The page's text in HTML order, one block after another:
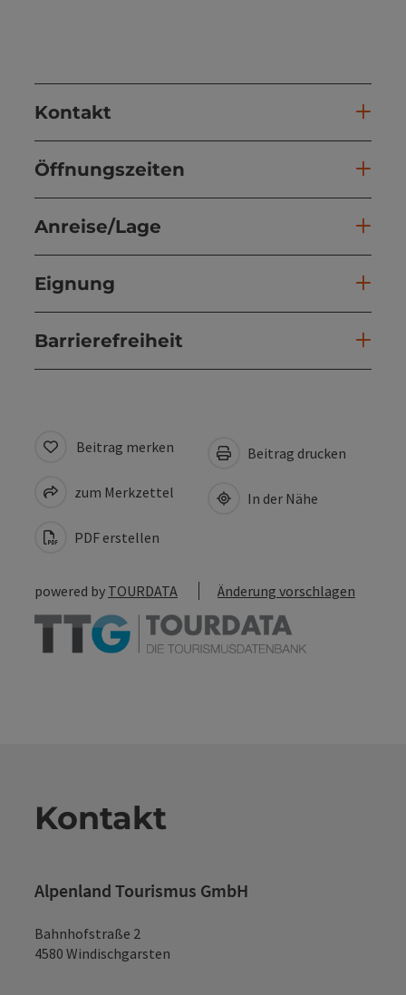
Kontakt
Öffnungszeiten
Anreise/Lage
Eignung
Barrierefreiheit
Beitrag merken
zum Merkzettel
PDF erstellen
Beitrag drucken
In der Nähe
powered by TOURDATA Änderung vorschlagen
Kontakt
Alpenland Tourismus GmbH
Bahnhofstraße 2
4580 Windischgarsten